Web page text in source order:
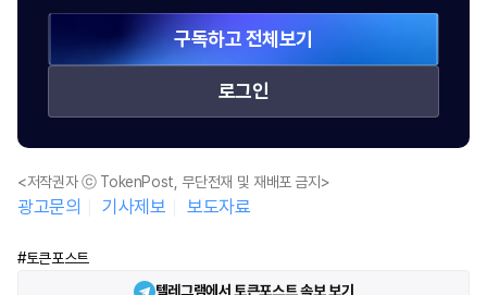
구독하고 전체보기
로그인
<저작권자 ⓒ TokenPost, 무단전재 및 재배포 금지>
광고문의 기사제보 보도자료
#토큰포스트
텔레그램에서 토큰포스트 속보 보기